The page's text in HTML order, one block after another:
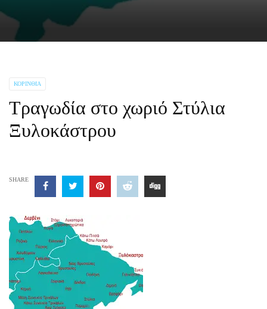
ΚΟΡΙΝΘΊΑ
Τραγωδία στο χωριό Στύλια
Ξυλοκάστρου
SHARE